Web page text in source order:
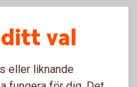
val
eller liknande